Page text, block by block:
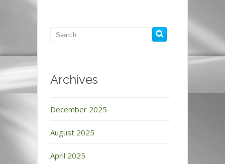
Archives
December 2025
August 2025
April 2025